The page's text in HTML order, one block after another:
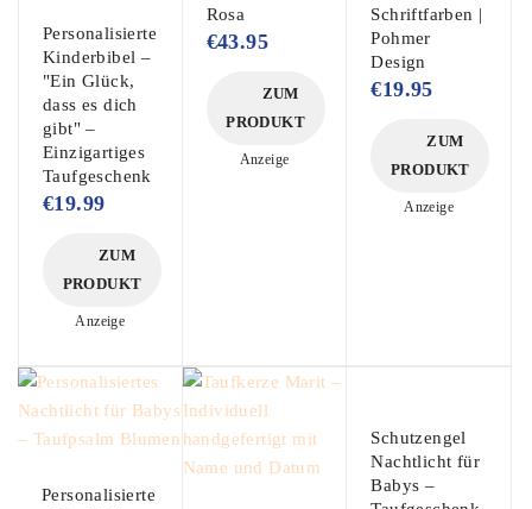
Personalisierte
Kinderbibel –
"Ein Glück,
dass es dich
gibt" –
Einzigartiges
Taufgeschenk
€19.99
ZUM
PRODUKT
Anzeige
Rosa
€43.95
ZUM
PRODUKT
Anzeige
Schriftfarben |
Pohmer
Design
€19.95
ZUM
PRODUKT
Anzeige
Personalisierte
Schutzengel
Nachtlicht für
Babys –